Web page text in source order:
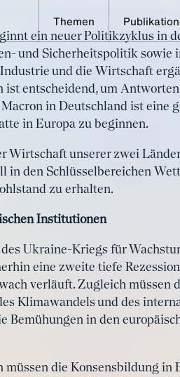
Themen
Pakt für
ein neuer Politikzyklus in
und Sicherheitspolitik sowie
und die Wirtschaft
ist entscheidend, um
in Deutschland ist eine
in Europa zu beginnen.
Wirtschaft unserer zwei
in den Schlüsselbereichen
zu erhalten.
Institutionen
Ukraine-Kriegs für
eine zweite tiefe
verläuft. Zugleich müssen
Klimawandels und des
Bemühungen in den
müssen die Konsensbildung